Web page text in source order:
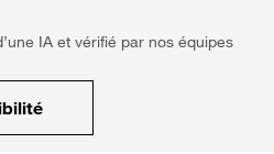
IA et vérifié par nos équipes